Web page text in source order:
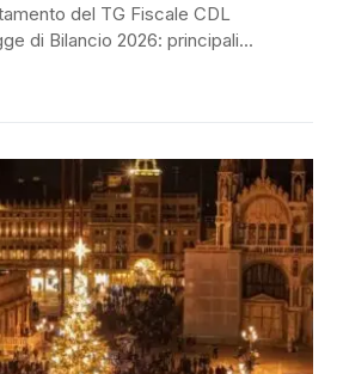
del TG Fiscale CDL
di Bilancio 2026: principali...